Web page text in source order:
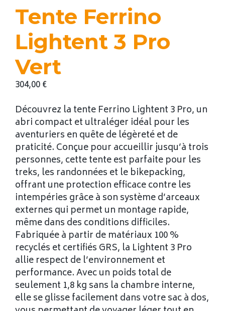
Tente Ferrino
Lightent 3 Pro
Vert
304,00€
Découvrez la tente Ferrino Lightent 3 Pro, un
abri compact et ultraléger idéal pour les
aventuriers en quête de légèreté et de
praticité. Conçue pour accueillir jusqu’à trois
personnes, cette tente est parfaite pour les
treks, les randonnées et le bikepacking,
offrant une protection efficace contre les
intempéries grâce à son système d’arceaux
externes qui permet un montage rapide,
même dans des conditions difficiles.
Fabriquée à partir de matériaux 100 %
recyclés et certifiés GRS, la Lightent 3 Pro
allie respect de l’environnement et
performance. Avec un poids total de
seulement 1,8 kg sans la chambre interne,
elle se glisse facilement dans votre sac à dos,